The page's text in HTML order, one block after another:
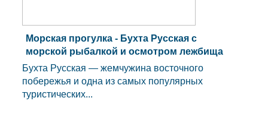
Морская прогулка - Бухта Русская с
морской рыбалкой и осмотром лежбища
сивучей
Бухта Русская — жемчужина восточного
побережья и одна из самых популярных
туристических...